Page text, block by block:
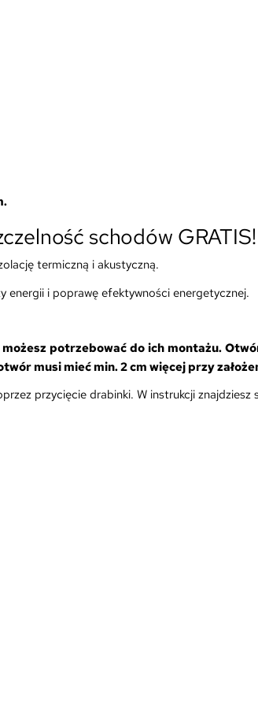
schodów GRATIS!
termiczną i akustyczną.
energii i poprawę efektywności energetycznej.
potrzebować do ich montażu.
musi mieć min. 2 cm więcej przy
przycięcie drabinki. W instrukcji